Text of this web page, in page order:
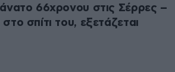
66χρονου στις Σέρρες –
σπίτι του, εξετάζεται